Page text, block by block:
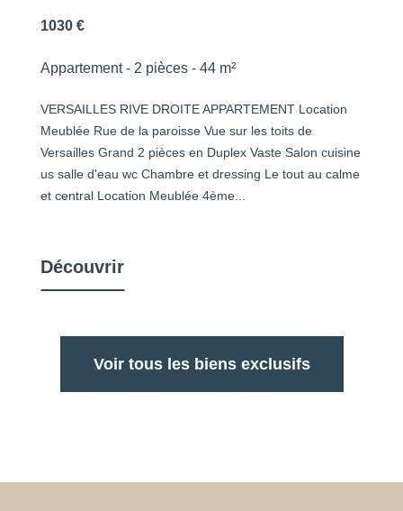
1030 €
Appartement - 2 pièces - 44 m²
VERSAILLES RIVE DROITE APPARTEMENT Location
Meublée Rue de la paroisse Vue sur les toits de
Versailles Grand 2 pièces en Duplex Vaste Salon cuisine
us salle d'eau wc Chambre et dressing Le tout au calme
et central Location Meublée 4ème...
Découvrir
Voir tous les biens exclusifs